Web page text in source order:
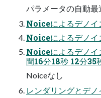
パラメータの自動
Noiceによるデノ
Noiceによるデノ
Noiceによるデノ
間16分18秒 12分35
Noiceなし
レンダリングとデ